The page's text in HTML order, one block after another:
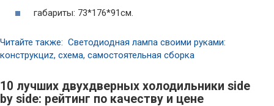
габариты: 73*176*91см.
Читайте также: Светодиодная лампа своими руками:
конструкциz, схема, самостоятельная сборка
10 лучших двухдверных холодильники side
by side: рейтинг по качеству и цене